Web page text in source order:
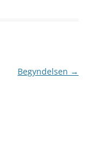
Begyndelsen →